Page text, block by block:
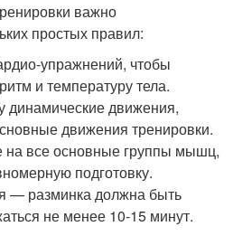
важно
простых правил:
упражнений, чтобы
и температуру тела.
динамические движения,
движения тренировки.
все основные группы мышц,
подготовку.
— разминка должна быть
не менее 10-15 минут.